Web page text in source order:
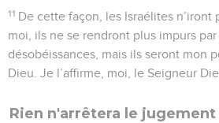
11 De cette façon, les Israélites n’iront
moi, ils ne se rendront plus impurs
désobéissances, mais ils seront mon
Dieu. Je l’affirme, moi, le Seigneur
Rien n'arrêtera le